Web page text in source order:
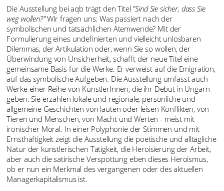
Die Ausstellung bei aqb trägt den Titel "Sind Sie sicher, dass Sie
weg wollen?"Wir fragen uns: Was passiert nach der
symbolischen und tatsächlichen Atemwende? Mit der
Formulierung eines undefinierten und vielleicht unlösbaren
Dilemmas, der Artikulation oder, wenn Sie so wollen, der
Überwindung von Unsicherheit, schafft der neue Titel eine
gemeinsame Basis für die Werke. Er verweist auf die Emigration,
auf das symbolische Aufgeben. Die Ausstellung umfasst auch
Werke einer Reihe von KünstlerInnen, die ihr Debüt in Ungarn
geben. Sie erzählen lokale und regionale, persönliche und
allgemeine Geschichten von lauten oder leisen Konflikten, von
Tieren und Menschen, von Macht und Werten - meist mit
ironischer Moral. In einer Polyphonie der Stimmen und mit
Ernsthaftigkeit zeigt die Ausstellung die poetische und alltägliche
Natur der künstlerischen Tätigkeit, die Heroisierung der Arbeit,
aber auch die satirische Verspottung eben dieses Heroismus,
ob er nun ein Merkmal des vergangenen oder des aktuellen
Managerkapitalismus ist.